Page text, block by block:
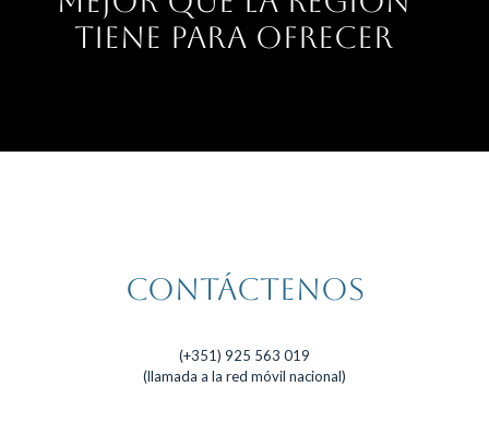
tiene para ofrecer
Contáctenos
(+351) 925 563 019
(llamada a la red móvil nacional)